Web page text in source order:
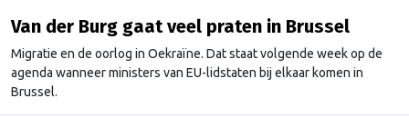
Van der Burg gaat veel praten in Brussel
Migratie en de oorlog in Oekraïne. Dat staat volgende week op de
agenda wanneer ministers van EU-lidstaten bij elkaar komen in
Brussel.